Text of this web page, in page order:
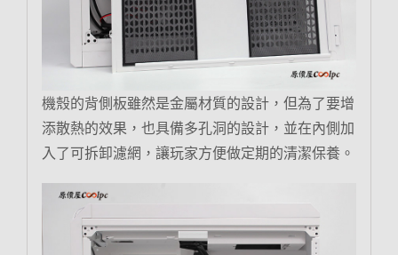
機殼的背側板雖然是金屬材質的設計，但為了要增
添散熱的效果，也具備多孔洞的設計，並在內側加
入了可拆卸濾網，讓玩家方便做定期的清潔保養。